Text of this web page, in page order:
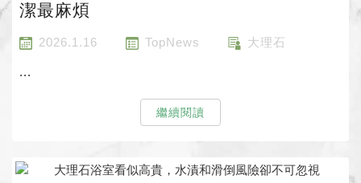
潔最麻煩
2026.1.16 TopNews 大理石
...
繼續閱讀